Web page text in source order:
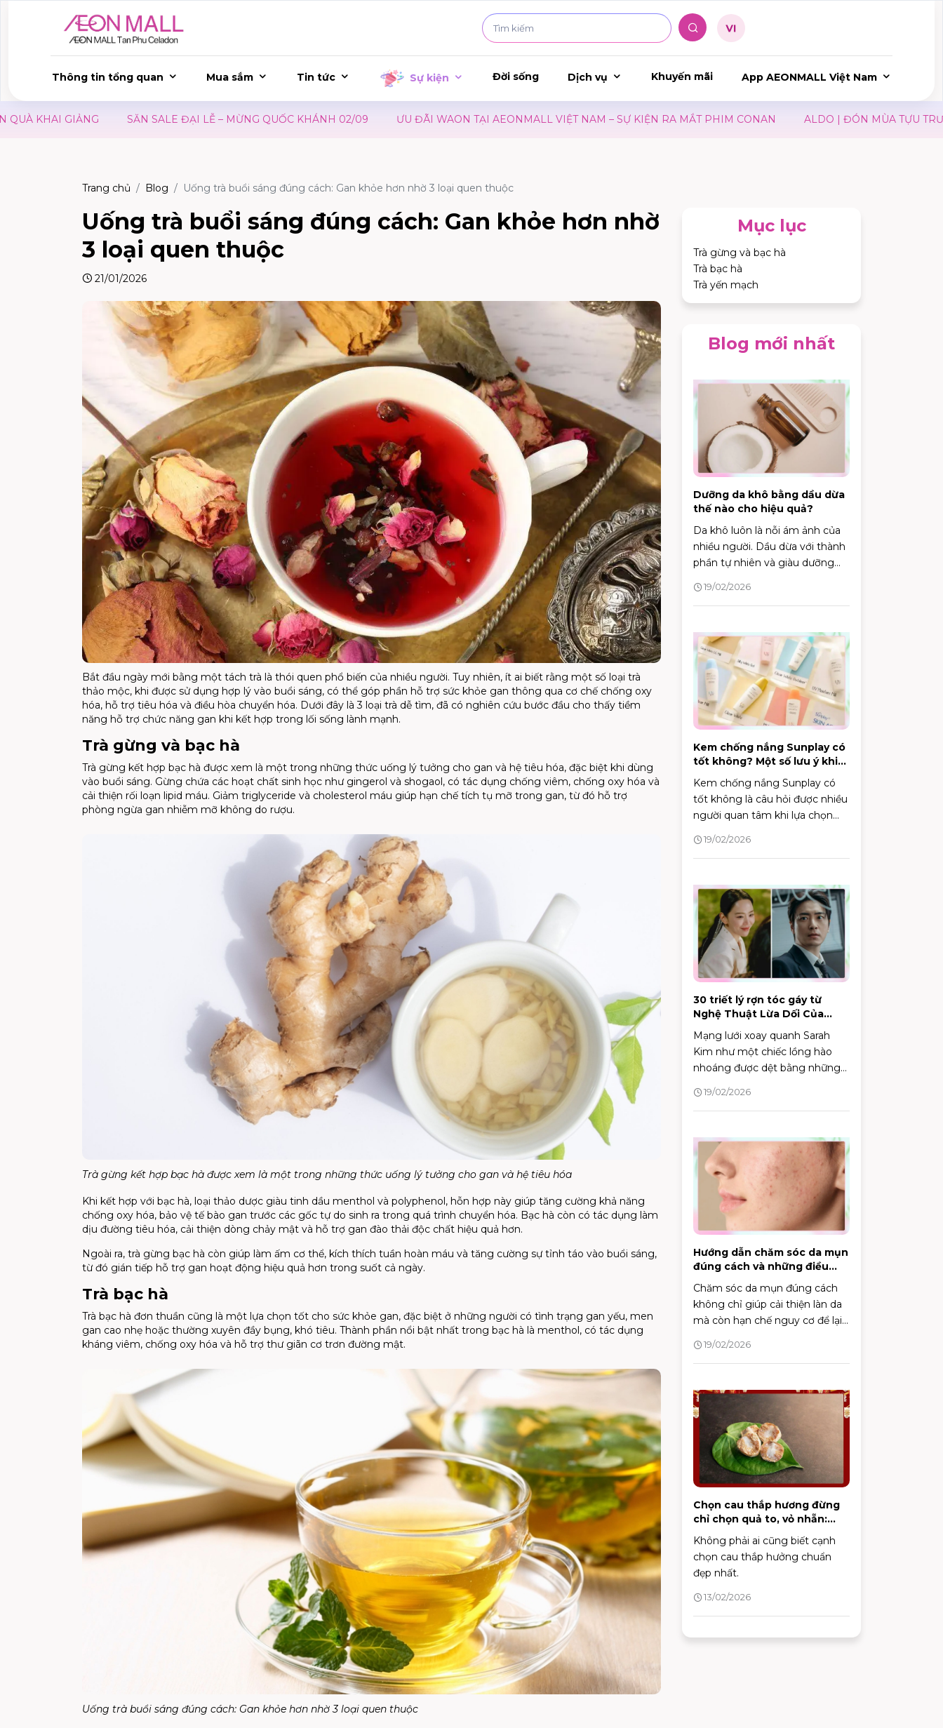
Thông tin tổng quan Mua sắm Tin tức Sự kiện Đời sống Dịch vụ Khuyến mãi App AEONMALL Việt Nam
SĂN SALE ĐẠI LỄ – MỪNG QUỐC KHÁNH 02/09 ƯU ĐÃI WAON TẠI AEONMALL VIỆT NAM – SỰ KIỆN RA MẮT PHIM CONAN ALDO | ĐÓN MÙA TỰU TRƯỜNG JIN I
Trang chủ Blog Uống trà buổi sáng đúng cách: Gan khỏe hơn nhờ 3 loại quen thuộc
Uống trà buổi sáng đúng cách: Gan khỏe hơn nhờ
3 loại quen thuộc
21/01/2026
Bắt đầu ngày mới bằng một tách trà là thói quen phổ biến của nhiều người. Tuy nhiên, ít ai biết rằng một số loại trà
thảo mộc, khi được sử dụng hợp lý vào buổi sáng, có thể góp phần hỗ trợ sức khỏe gan thông qua cơ chế chống oxy
hóa, hỗ trợ tiêu hóa và điều hòa chuyển hóa. Dưới đây là 3 loại trà dễ tìm, đã có nghiên cứu bước đầu cho thấy tiềm
năng hỗ trợ chức năng gan khi kết hợp trong lối sống lành mạnh.
Trà gừng và bạc hà
Trà gừng kết hợp bạc hà được xem là một trong những thức uống lý tưởng cho gan và hệ tiêu hóa, đặc biệt khi dùng
vào buổi sáng. Gừng chứa các hoạt chất sinh học như gingerol và shogaol, có tác dụng chống viêm, chống oxy hóa và
cải thiện rối loạn lipid máu. Giảm triglyceride và cholesterol máu giúp hạn chế tích tụ mỡ trong gan, từ đó hỗ trợ
phòng ngừa gan nhiễm mỡ không do rượu.
Trà gừng kết hợp bạc hà được xem là một trong những thức uống lý tưởng cho gan và hệ tiêu hóa
Khi kết hợp với bạc hà, loại thảo dược giàu tinh dầu menthol và polyphenol, hỗn hợp này giúp tăng cường khả năng
chống oxy hóa, bảo vệ tế bào gan trước các gốc tự do sinh ra trong quá trình chuyển hóa. Bạc hà còn có tác dụng làm
dịu đường tiêu hóa, cải thiện dòng chảy mật và hỗ trợ gan đào thải độc chất hiệu quả hơn.
Ngoài ra, trà gừng bạc hà còn giúp làm ấm cơ thể, kích thích tuần hoàn máu và tăng cường sự tỉnh táo vào buổi sáng,
từ đó gián tiếp hỗ trợ gan hoạt động hiệu quả hơn trong suốt cả ngày.
Trà bạc hà
Trà bạc hà đơn thuần cũng là một lựa chọn tốt cho sức khỏe gan, đặc biệt ở những người có tình trạng gan yếu, men
gan cao nhẹ hoặc thường xuyên đầy bụng, khó tiêu. Thành phần nổi bật nhất trong bạc hà là menthol, có tác dụng
kháng viêm, chống oxy hóa và hỗ trợ thư giãn cơ trơn đường mật.
Uống trà buổi sáng đúng cách: Gan khỏe hơn nhờ 3 loại quen thuộc
Mục lục
Trà gừng và bạc hà
Trà bạc hà
Trà yến mạch
Blog mới nhất
Dưỡng da khô bằng dầu dừa
thế nào cho hiệu quả?
Da khô luôn là nỗi ám ảnh của
nhiều người. Dầu dừa với thành
phần tự nhiên và giàu dưỡng
chất, được xem là một giải
pháp hiệu quả để khắc phục
đúng cách và hiệu quả?
19/02/2026
Kem chống nắng Sunplay có
tốt không? Một số lưu ý khi
lựa chọn kem chống nắng
Kem chống nắng Sunplay có
tốt không là câu hỏi được nhiều
người quan tâm khi lựa chọn
sản phẩm bảo vệ da. Bài viết
này sẽ đánh giá chi tiết thành
nắng Sunplay, giúp bạn đưa ra
quyết định phù hợp với làn da
của mình.
19/02/2026
30 triết lý rợn tóc gáy từ
Nghệ Thuật Lừa Dối Của
Mạng lưới xoay quanh Sarah
Kim như một chiếc lồng hào
nhoáng được dệt bằng những
lời dối trá.
19/02/2026
Hướng dẫn chăm sóc da mụn
đúng cách và những điều
Chăm sóc da mụn đúng cách
không chỉ giúp cải thiện làn da
mà còn hạn chế nguy cơ để lại
sẹo và vết thâm. Bài viết dưới
đây sẽ mang đến góc nhìn
kiểm soát mụn hiệu quả và duy
trì làn da khỏe mạnh lâu dài.
19/02/2026
Chọn cau thắp hương đừng
chỉ chọn quả to, vỏ nhẵn:
Đây mới là 3 điểm cần nhìn,
chỉ người "sành" mới biết
Không phải ai cũng biết cạnh
chọn cau thắp hưởng chuẩn
đẹp nhất.
13/02/2026